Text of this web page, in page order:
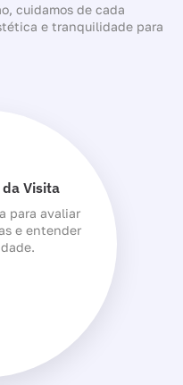
cuidamos de cada
e tranquilidade para
Visita
para avaliar
e entender